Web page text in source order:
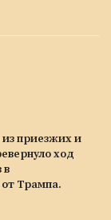
приезжих и
ход
в
Трампа.